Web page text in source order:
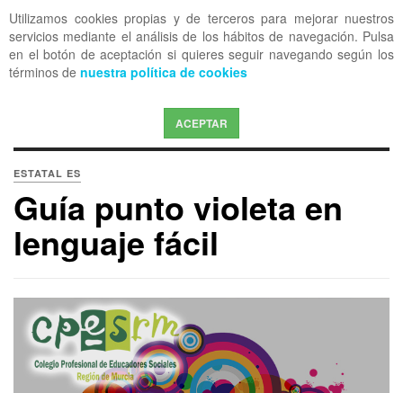
Utilizamos cookies propias y de terceros para mejorar nuestros
servicios mediante el análisis de los hábitos de navegación. Pulsa
en el botón de aceptación si quieres seguir navegando según los
términos de nuestra política de cookies
ACEPTAR
OFF CANVAS
ESTATAL ES
Guía punto violeta en
lenguaje fácil